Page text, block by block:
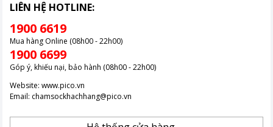
LIÊN HỆ HOTLINE:
1900 6619
Mua hàng Online (08h00 - 22h00)
1900 6699
Góp ý, khiếu nại, bảo hành (08h00 - 22h00)
Website: www.pico.vn
Email: chamsockhachhang@pico.vn